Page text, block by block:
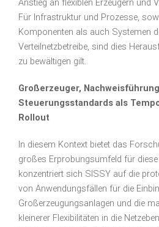
Anstieg an flexiblen Erzeugern und
Für Infrastruktur und Prozesse,
Komponenten als auch Systemen
Verteilnetzbetreibe, sind dies
zu bewältigen gilt.
Großerzeuger,
Steuerungsstandards als
Rollout
In diesem Kontext bietet das
großes Erprobungsumfeld für diese
konzentriert sich SISSY auf die
von Anwendungsfällen für die
Großerzeugungsanlagen und die
kleinerer Flexibilitäten in die